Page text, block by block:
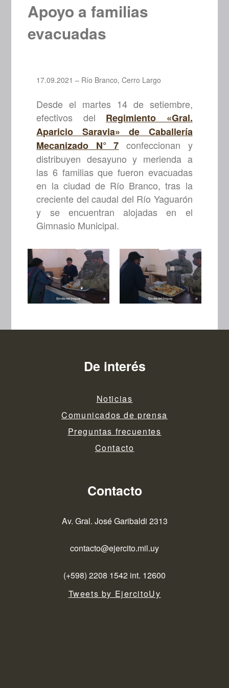
Apoyo a familias
evacuadas
17.09.2021 – Río Branco, Cerro Largo
Desde el martes 14 de setiembre,
efectivos del Regimiento «Gral.
Aparicio Saravia» de Caballería
Mecanizado N° 7 confeccionan y
distribuyen desayuno y merienda a
las 6 familias que fueron evacuadas
en la ciudad de Río Branco, tras la
creciente del caudal del Río Yaguarón
y se encuentran alojadas en el
Gimnasio Municipal.
De interés
Noticias
Comunicados de prensa
Preguntas frecuentes
Contacto
Contacto
Av. Gral. José Garibaldi 2313
contacto@ejercito.mil.uy
(+598) 2208 1542 int. 12600
Tweets by EjercitoUy